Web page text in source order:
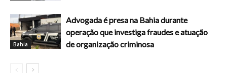
Bahia
Advogada é presa na Bahia durante
operação que investiga fraudes e atuação
de organização criminosa